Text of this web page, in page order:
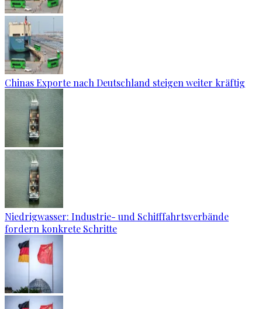
Chinas Exporte nach Deutschland steigen weiter kräftig
Niedrigwasser: Industrie- und Schifffahrtsverbände
fordern konkrete Schritte